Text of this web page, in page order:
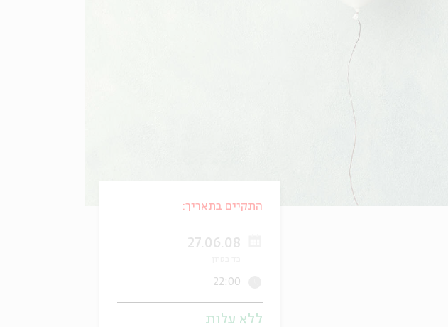
התקיים בתאריך:
27.06.08
22:00
ללא עלות